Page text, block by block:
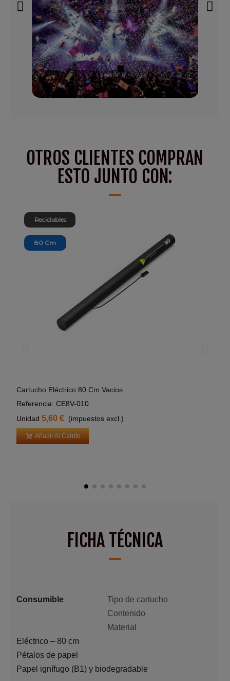
OTROS CLIENTES COMPRAN
ESTO JUNTO CON:
80 Cm
Reciclables
Añadir Al Carrito
Cartucho Eléctrico 80 Cm Vacios
Referencia: CE8V-010
Unidad 5,60 € (impuestos excl.)
Añadir Al Carrito
FICHA TÉCNICA
Consumible
Tipo de cartucho
Contenido
Material
Eléctrico – 80 cm
Pétalos de papel
Papel ignífugo (B1) y biodegradable